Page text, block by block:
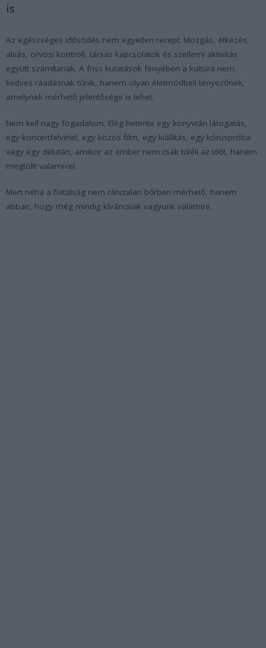
is
Az egészséges idősödés nem egyetlen recept. Mozgás, étkezés,
alvás, orvosi kontroll, társas kapcsolatok és szellemi aktivitás
együtt számítanak. A friss kutatások fényében a kultúra nem
kedves ráadásnak tűnik, hanem olyan életmódbeli tényezőnek,
amelynek mérhető jelentősége is lehet.
Nem kell nagy fogadalom. Elég hetente egy könyvtári látogatás,
egy koncertfelvétel, egy közös film, egy kiállítás, egy kóruspróba
vagy egy délután, amikor az ember nem csak túléli az időt, hanem
megtölti valamivel.
Mert néha a fiatalság nem ránctalan bőrben mérhető, hanem
abban, hogy még mindig kíváncsiak vagyunk valamire.